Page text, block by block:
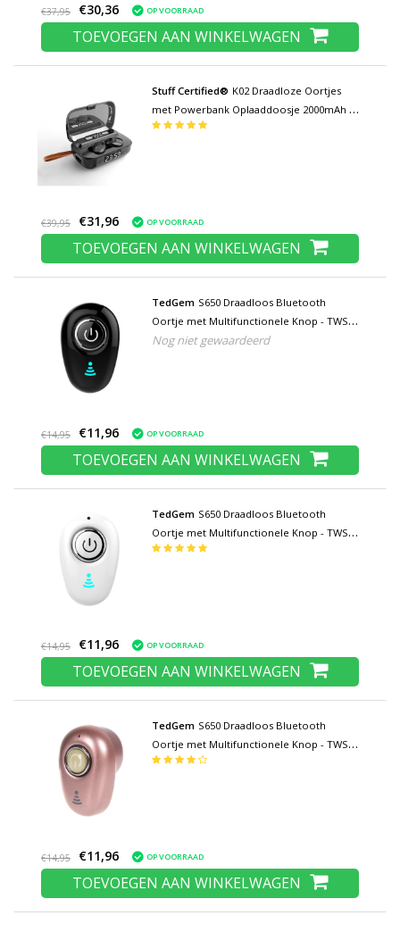
€37,95 €30,36 OP VOORRAAD
TOEVOEGEN AAN WINKELWAGEN
Stuff Certified® K02 Draadloze Oortjes
met Powerbank Oplaaddoosje 2000mAh -
True Touch Control TWS Bluetooth 5.0
€39,95 €31,96 OP VOORRAAD
TOEVOEGEN AAN WINKELWAGEN
TedGem S650 Draadloos Bluetooth
Oortje met Multifunctionele Knop - TWS
Ear Wireless Bud Earphone Earbud
Nog niet gewaardeerd
€14,95 €11,96 OP VOORRAAD
TOEVOEGEN AAN WINKELWAGEN
TedGem S650 Draadloos Bluetooth
Oortje met Multifunctionele Knop - TWS
Ear Wireless Bud Earphone Earbud
€14,95 €11,96 OP VOORRAAD
TOEVOEGEN AAN WINKELWAGEN
TedGem S650 Draadloos Bluetooth
Oortje met Multifunctionele Knop - TWS
Ear Wireless Bud Earphone Earbud
€14,95 €11,96 OP VOORRAAD
TOEVOEGEN AAN WINKELWAGEN